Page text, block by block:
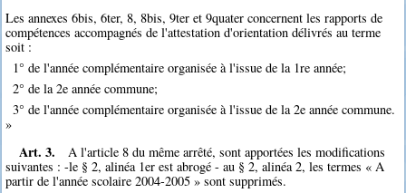
Les annexes 6bis, 6ter, 8, 8bis, 9ter et 9quater concernent les rapports de
compétences accompagnés de l'attestation d'orientation délivrés au terme
soit :
1° de l'année complémentaire organisée à l'issue de la 1re année;
2° de la 2e année commune;
3° de l'année complémentaire organisée à l'issue de la 2e année commune.
»
Art. 3.
A l'article 8 du même arrêté, sont apportées les modifications
suivantes : -le § 2, alinéa 1er est abrogé - au § 2, alinéa 2, les termes « A
partir de l'année scolaire 2004-2005 » sont supprimés.